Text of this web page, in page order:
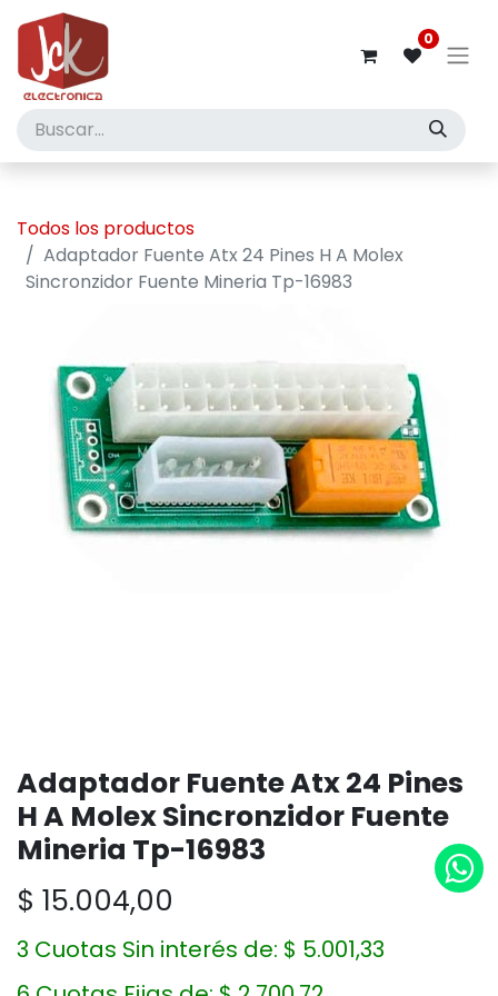
0
Todos los productos
Adaptador Fuente Atx 24 Pines H A Molex
Sincronzidor Fuente Mineria Tp-16983
Adaptador Fuente Atx 24 Pines
H A Molex Sincronzidor Fuente
Mineria Tp-16983
$ 15.004,00
3 Cuotas Sin interés de: $ 5.001,33